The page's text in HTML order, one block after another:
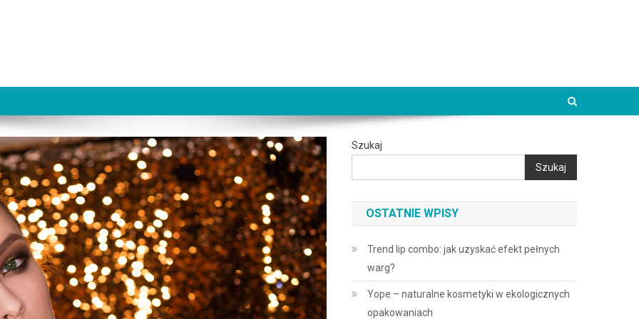
Szukaj
Szukaj
OSTATNIE WPISY
Trend lip combo: jak uzyskać efekt pełnych
warg?
Yope – naturalne kosmetyki w ekologicznych
opakowaniach